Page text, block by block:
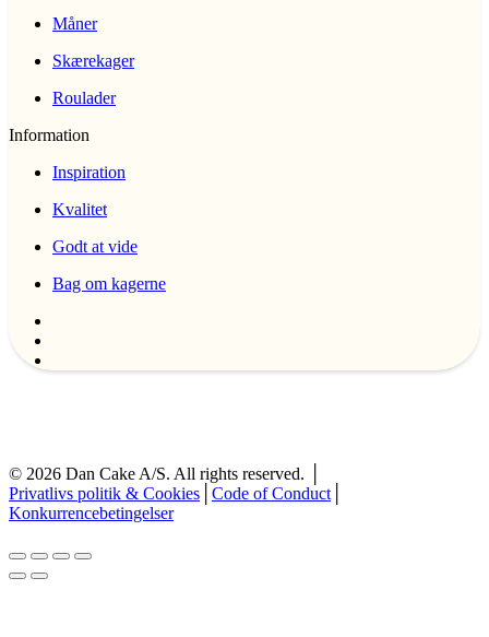
Måner
Skærekager
Roulader
Information
Inspiration
Kvalitet
Godt at vide
Bag om kagerne
© 2026 Dan Cake A/S. All rights reserved. │
Privatlivs politik & Cookies
Code of Conduct│
Konkurrencebetingelser